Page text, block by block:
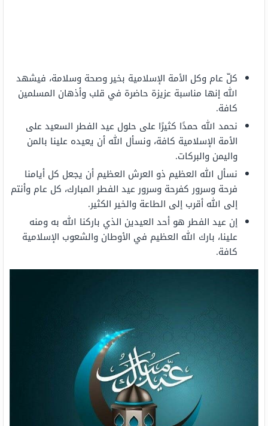
كلّ عام وكل الأمة الإسلامية بخير وصحة وسلامة، فيشهد
الله إنها مناسبة عزيزة حاضرة في قلب وأذهان المسلمين
كافة.
نحمد الله حمدًا كثيرًا على حلول عيد الفطر السعيد على
الأمة الإسلامية كافة، ونسأل الله أن يعيده علينا بالمن
واليمن والبركات.
نسأل الله العظيم ذو العرش العظيم أن يجعل كل أيامنا
فرحة وسرور كفرحة وسرور عيد الفطر المبارك، كل عام وأنتم
إلى الله أقرب إلى الطاعة والخير الكثير.
إن عيد الفطر هو أحد العيدين الذي باركنا الله به ومنه
علينا، بارك الله العظيم في الأوطان والشعوب الإسلامية
كافة.